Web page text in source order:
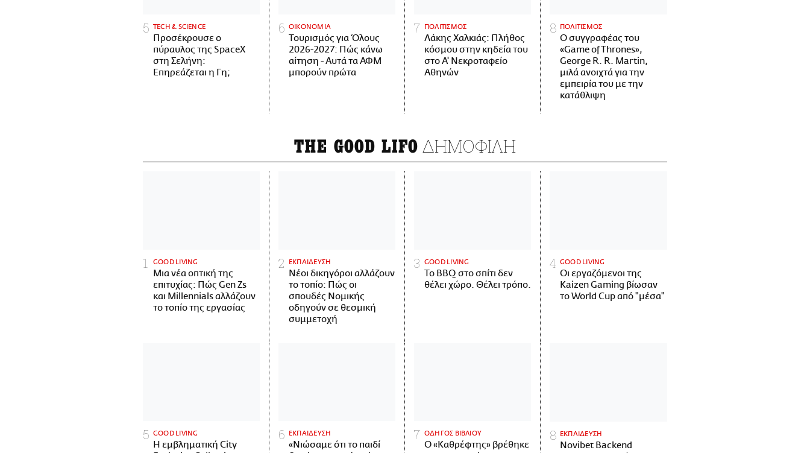
ΤECH & SCIENCE
Προσέκρουσε ο
πύραυλος της SpaceX
στη Σελήνη:
Επηρεάζεται η Γη;
ΟΙΚΟΝΟΜΙΑ
Τουρισμός για Όλους
2026-2027: Πώς κάνω
αίτηση - Αυτά τα ΑΦΜ
μπορούν πρώτα
ΠΟΛΙΤΙΣΜΟΣ
Λάκης Χαλκιάς: Πλήθος
κόσμου στην κηδεία του
στο Α' Νεκροταφείο
Αθηνών
ΠΟΛΙΤΙΣΜΟΣ
Ο συγγραφέας του
«Game of Thrones»,
George R. R. Martin,
μιλά ανοιχτά για την
εμπειρία του με την
κατάθλιψη
THE GOOD LIFO ΔΗΜΟΦΙΛΗ
GOOD LIVING
Μια νέα οπτική της
επιτυχίας: Πώς Gen Zs
και Millennials αλλάζουν
το τοπίο της εργασίας
ΕΚΠΑΙΔΕΥΣΗ
Νέοι δικηγόροι αλλάζουν
το τοπίο: Πώς οι
σπουδές Νομικής
οδηγούν σε θεσμική
συμμετοχή
GOOD LIVING
Το BBQ στο σπίτι δεν
θέλει χώρο. Θέλει τρόπο.
GOOD LIVING
Οι εργαζόμενοι της
Kaizen Gaming βίωσαν
το World Cup από "μέσα"
GOOD LIVING
Η εμβληματική City
ΕΚΠΑΙΔΕΥΣΗ
«Νιώσαμε ότι το παιδί
ΟΔΗΓΟΣ ΒΙΒΛΙΟΥ
Ο «Καθρέφτης» βρέθηκε
ΕΚΠΑΙΔΕΥΣΗ
Novibet Backend